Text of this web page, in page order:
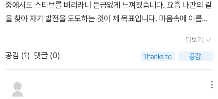
한다. 이것이 정말로 내가 두려워해야 하는 일인지, 아니면 긴장하라
고 마음이 보내는 신호인지를 구분해 봐야 한다. 그러면 두려움의 실
떻게 그것을 극복할 것인가를 아는 것이다. 대다수의 걱정은 아직 발
생하지 않는 일에 대한 것이다. 대부분의 두려움은 시도해 보지 않아
서 생기는 일이다. 그래서 어쩌면 두려움의 동의어는 망설임일지도
모른다. [저자소개] 저자 : 임헌우저자 임헌우는 교수라는 직과 디자
기들이 뻔하게 이어졌다면 서문만 읽고서 책을 덥었을 것이다. 임헌
우교수님은 위로를 먼저한다.따뜻하게 말을 걸어 준다. 이 험한 세상
남들 처럼 살아가는게 정말 힘들지 않냐고,살아가면서 무엇이 행복이
고, 무엇이 성공인지 솔직하게 잘은 모르겠다고,남들 다 하는 거라서
고,그렇게 말을 건다. 그렇다고 세로운 길을 걸으라고 윽박 지르지도,
중에서도 스티브를 버리라니 뜬금없게 느껴졌습니다. 요즘 나만의 길
을 찾아 자기 발전을 도모하는 것이 제 목표입니다. 마음속에 이름매
한 듯이 스티브 잡스가 될 수도 있고 스티브로 이름 매겨진 무언가들
을 없애는 좋은 기회라 생각해 책을 읽었습니다. 책은 세로 길이가 긴
편이며 묵직합니다. 본문이 시처럼 쓰여 있어서인지 운율에 맞춰 읽
듯 쉬이 읽어져 좋았습니다. 5장으로 이뤄진 산문입니다. 자기애가
더보기
공감 (1) 댓글 (0)